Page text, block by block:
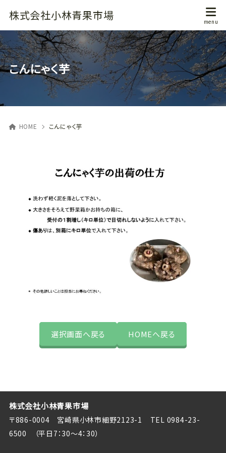
株式会社小林青果市場
こんにゃく芋
HOME こんにゃく芋
選択画面へ戻る HOMEへ戻る
株式会社小林青果市場
〒886-0004 宮崎県小林市細野2123-1
TEL 0984-23-
6500
（平日7：30～4：30）